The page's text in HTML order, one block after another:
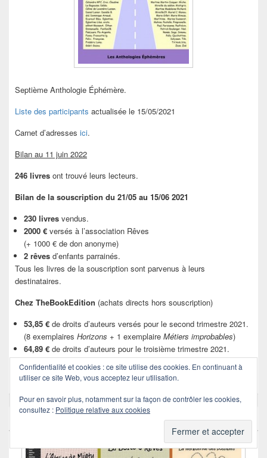
Septième Anthologie Éphémère.
Liste des participants actualisée le 15/05/2021
Carnet d’adresses ici.
Bilan au 11 juin 2022
246 livres ont trouvé leurs lecteurs.
Bilan de la souscription du 21/05 au 15/06 2021
230 livres vendus.
2000 € versés à l’association Rêves
(+ 1000 € de don anonyme)
2 rêves d’enfants parrainés.
Tous les livres de la souscription sont parvenus à leurs
destinataires.
Chez TheBookEdition (achats directs hors souscription)
53,85 € de droits d’auteurs versés pour le second trimestre 2021.
(8 exemplaires Horizons + 1 exemplaire Métiers improbables)
64,89 € de droits d’auteurs pour le troisième trimestre 2021.
5,81 €de droits d’auteurs pour le dernier trimestre 2021.
Merci !
Les Anthologies Éphémères
Confidentialité et cookies : ce site utilise des cookies. En continuant à
utiliser ce site Web, vous acceptez leur utilisation.
Pour en savoir plus, notamment sur la façon de contrôler les cookies,
consultez : Politique relative aux cookies